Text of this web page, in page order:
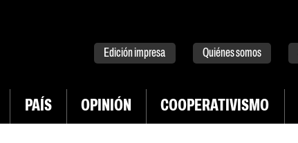
Edición impresa Quiénes somos
PAÍS OPINIÓN COOPERATIVISMO